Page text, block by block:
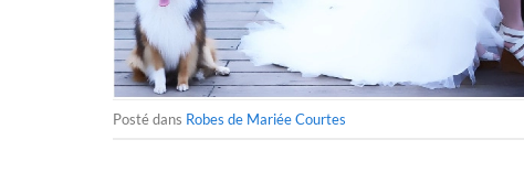
Posté dans Robes de Mariée Courtes